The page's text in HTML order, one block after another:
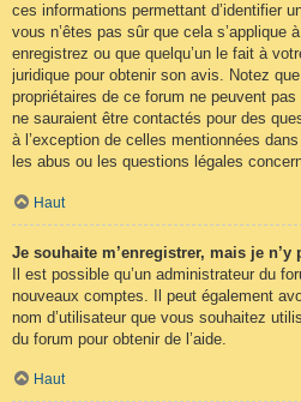
ces informations permettant d’identifier
vous n’êtes pas sûr que cela s’applique
enregistrez ou que quelqu’un le fait à
juridique pour obtenir son avis. Notez
propriétaires de ce forum ne peuvent
ne sauraient être contactés pour des
à l’exception de celles mentionnées
les abus ou les questions légales
Haut
Je souhaite m’enregistrer, mais je n’y
Il est possible qu’un administrateur du
nouveaux comptes. Il peut également
nom d’utilisateur que vous souhaitez
du forum pour obtenir de l’aide.
Haut